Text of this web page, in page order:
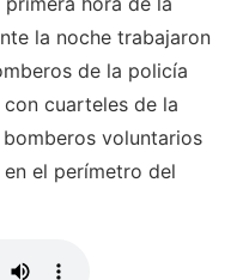
la noche trabajaron
de la policía
cuarteles de la
voluntarios
el perímetro del